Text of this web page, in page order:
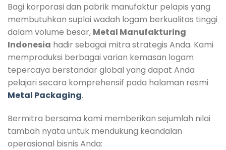
Bagi korporasi dan pabrik manufaktur pelapis yang
membutuhkan suplai wadah logam berkualitas tinggi
dalam volume besar, Metal Manufakturing
Indonesia hadir sebagai mitra strategis Anda. Kami
memproduksi berbagai varian kemasan logam
tepercaya berstandar global yang dapat Anda
pelajari secara komprehensif pada halaman resmi
Metal Packaging.
Bermitra bersama kami memberikan sejumlah nilai
tambah nyata untuk mendukung keandalan
operasional bisnis Anda: